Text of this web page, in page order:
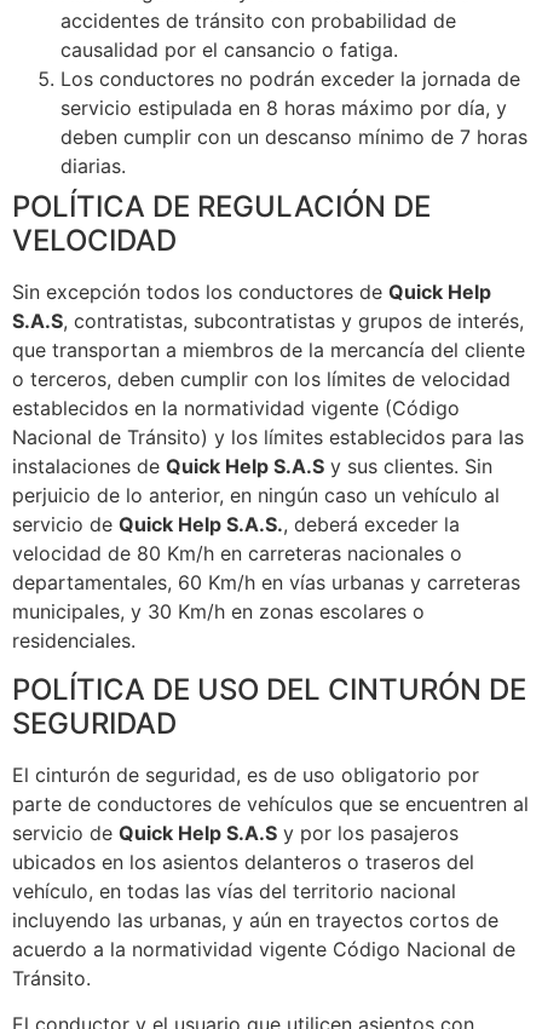
accidentes de tránsito con probabilidad de
causalidad por el cansancio o fatiga.
Los conductores no podrán exceder la jornada de
servicio estipulada en 8 horas máximo por día, y
deben cumplir con un descanso mínimo de 7 horas
diarias.
POLÍTICA DE REGULACIÓN DE
VELOCIDAD
Sin excepción todos los conductores de Quick Help
S.A.S, contratistas, subcontratistas y grupos de interés,
que transportan a miembros de la mercancía del cliente
o terceros, deben cumplir con los límites de velocidad
establecidos en la normatividad vigente (Código
Nacional de Tránsito) y los límites establecidos para las
instalaciones de Quick Help S.A.S y sus clientes. Sin
perjuicio de lo anterior, en ningún caso un vehículo al
servicio de Quick Help S.A.S., deberá exceder la
velocidad de 80 Km/h en carreteras nacionales o
departamentales, 60 Km/h en vías urbanas y carreteras
municipales, y 30 Km/h en zonas escolares o
residenciales.
POLÍTICA DE USO DEL CINTURÓN DE
SEGURIDAD
El cinturón de seguridad, es de uso obligatorio por
parte de conductores de vehículos que se encuentren al
servicio de Quick Help S.A.S y por los pasajeros
ubicados en los asientos delanteros o traseros del
vehículo, en todas las vías del territorio nacional
incluyendo las urbanas, y aún en trayectos cortos de
acuerdo a la normatividad vigente Código Nacional de
Tránsito.
El conductor y el usuario que utilicen asientos con